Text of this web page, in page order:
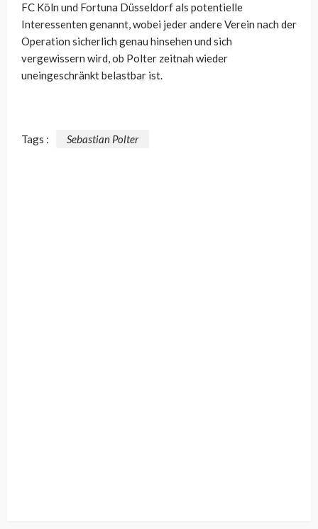
FC Köln und Fortuna Düsseldorf als potentielle
Interessenten genannt, wobei jeder andere Verein nach der
Operation sicherlich genau hinsehen und sich
vergewissern wird, ob Polter zeitnah wieder
uneingeschränkt belastbar ist.
Tags : Sebastian Polter